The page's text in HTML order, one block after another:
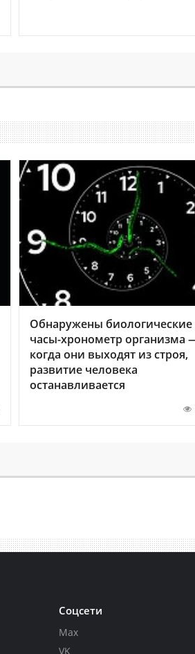
Обнаружены биологические
часы-хронометр организма
когда они выходят из строя,
развитие человека
останавливается
Соцсети
Max
VK